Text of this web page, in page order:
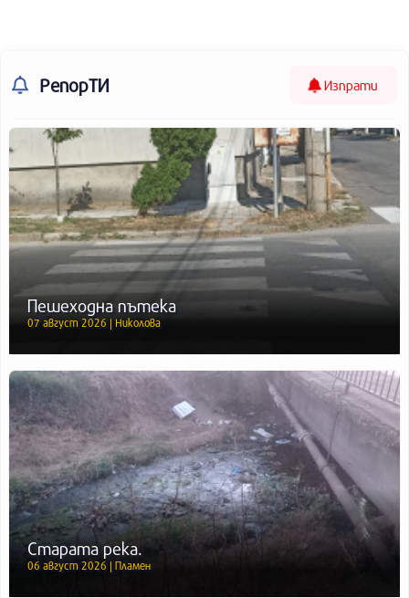
РепорТИ Изпрати
Пешеходна пътека
07 август 2026 | Николова
Старата река.
06 август 2026 | Пламен